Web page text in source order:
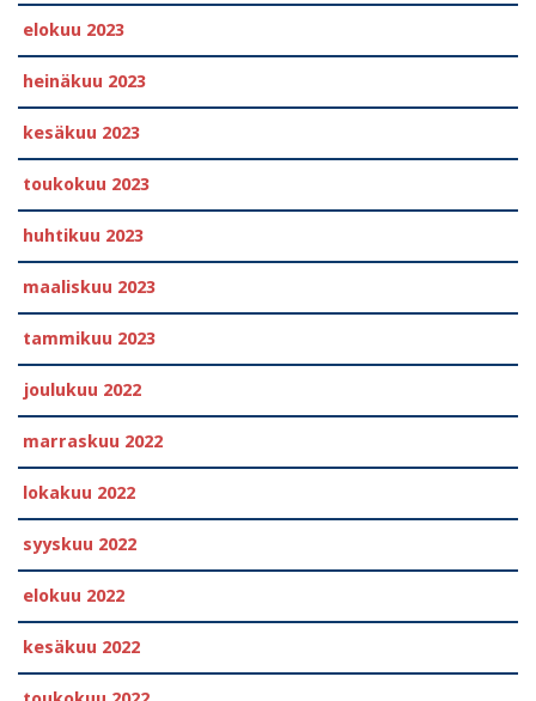
elokuu 2023
heinäkuu 2023
kesäkuu 2023
toukokuu 2023
huhtikuu 2023
maaliskuu 2023
tammikuu 2023
joulukuu 2022
marraskuu 2022
lokakuu 2022
syyskuu 2022
elokuu 2022
kesäkuu 2022